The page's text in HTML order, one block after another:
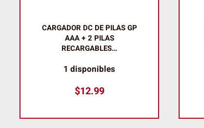
CARGADOR DC DE PILAS GP
AAA + 2 PILAS
RECARGABLES…
1 disponibles
$12.99